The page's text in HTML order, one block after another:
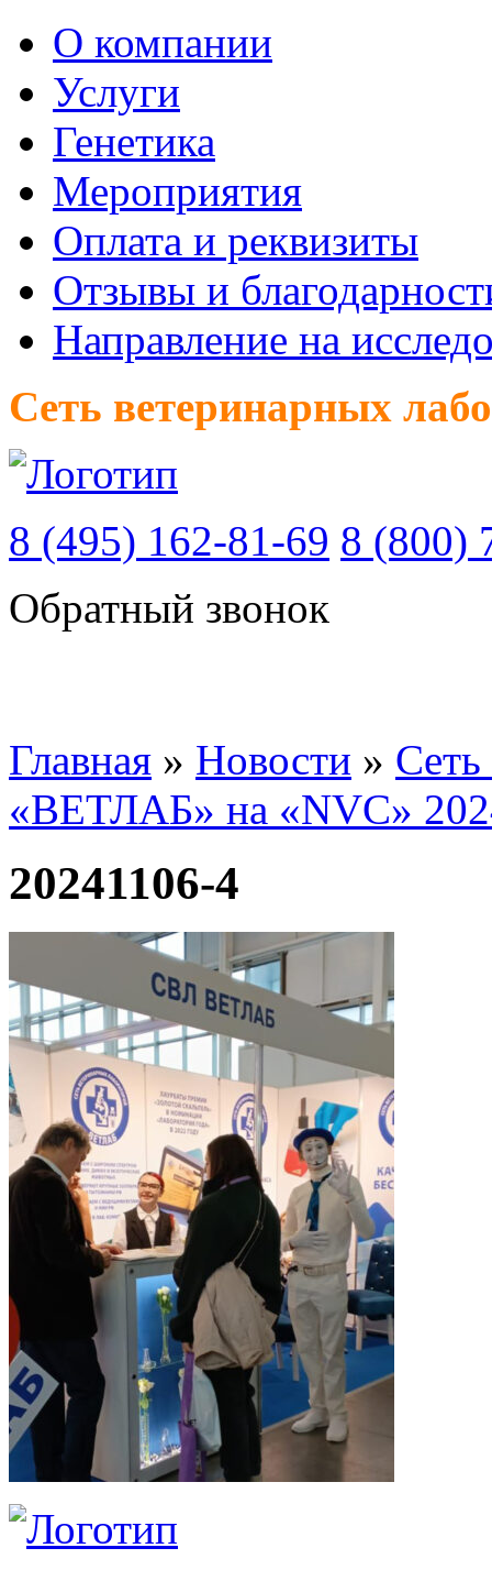
О компании
Услуги
Генетика
Мероприятия
Оплата и реквизиты
Отзывы и
Направление на
Сеть ветеринарных
8 (495) 162-81-69 8 (800)
Обратный звонок
Главная » Новости » Сеть
«ВЕТЛАБ» на «NVC»
20241106-4